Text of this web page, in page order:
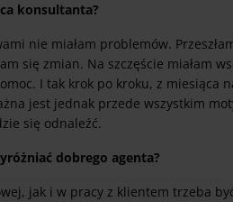
konsultanta?
nie miałam problemów.
się zmian. Na szczęście miałam
I tak krok po kroku, z miesiąca
jest jednak przede wszystkim
się odnaleźć.
dobrego agenta?
jak i w pracy z klientem trzeba